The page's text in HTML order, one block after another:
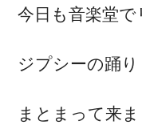
今日も音楽堂で
ジプシーの踊り
まとまって来